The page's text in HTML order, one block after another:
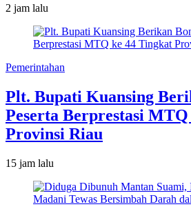
2 jam lalu
Pemerintahan
Plt. Bupati Kuansing
Peserta Berprestasi
Provinsi Riau
15 jam lalu